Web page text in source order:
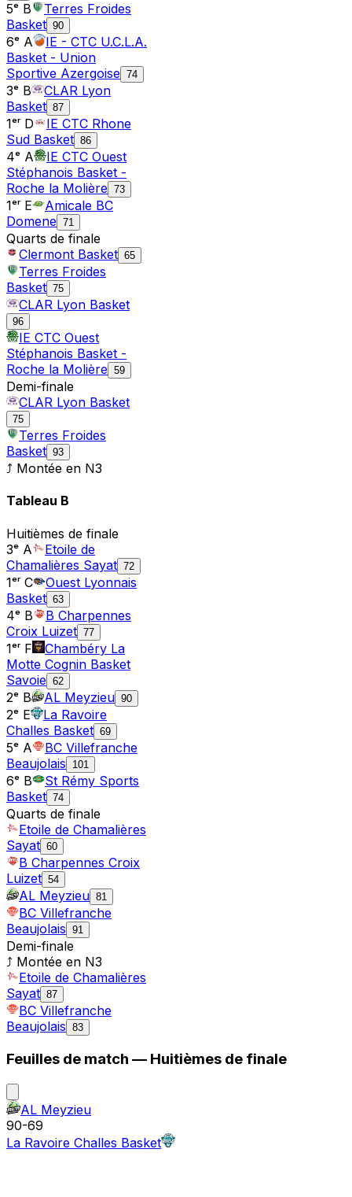
5ᵉ B
Terres Froides
Basket 90
6ᵉ A
IE - CTC U.C.L.A.
Basket - Union
Sportive Azergoise 74
3ᵉ B
CLAR Lyon
Basket 87
1ᵉʳ D
IE CTC Rhone
Sud Basket 86
4ᵉ A
IE CTC Ouest
Stéphanois Basket -
Roche la Molière 73
1ᵉʳ E
Amicale BC
Domene 71
Quarts de finale
Clermont Basket 65
Terres Froides
Basket 75
CLAR Lyon Basket
96
IE CTC Ouest
Stéphanois Basket -
Roche la Molière 59
Demi-finale
CLAR Lyon Basket
75
Terres Froides
Basket 93
⤴ Montée en N3
Tableau B
Huitièmes de finale
3ᵉ A
Etoile de
Chamalières Sayat 72
1ᵉʳ C
Ouest Lyonnais
Basket 63
4ᵉ B
B Charpennes
Croix Luizet 77
1ᵉʳ F
Chambéry La
Motte Cognin Basket
Savoie 62
2ᵉ B AL Meyzieu 90
2ᵉ E
La Ravoire
Challes Basket 69
5ᵉ A
BC Villefranche
Beaujolais
101
6ᵉ B
St Rémy Sports
Basket 74
Quarts de finale
Etoile de Chamalières
Sayat 60
B Charpennes Croix
Luizet 54
AL Meyzieu 81
BC Villefranche
Beaujolais 91
Demi-finale
⤴ Montée en N3
Etoile de Chamalières
Sayat 87
BC Villefranche
Beaujolais 83
Feuilles de match — Huitièmes de finale
AL Meyzieu
90-69
La Ravoire Challes Basket